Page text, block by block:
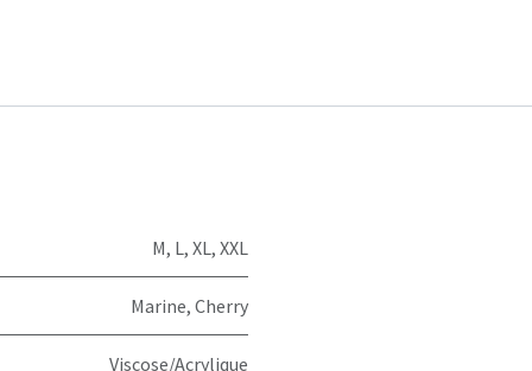
M, L, XL, XXL
Marine, Cherry
Viscose/Acrylique